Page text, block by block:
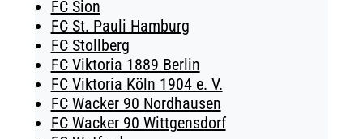
FC Sion
FC St. Pauli Hamburg
FC Stollberg
FC Viktoria 1889 Berlin
FC Viktoria Köln 1904 e. V.
FC Wacker 90 Nordhausen
FC Wacker 90 Wittgensdorf